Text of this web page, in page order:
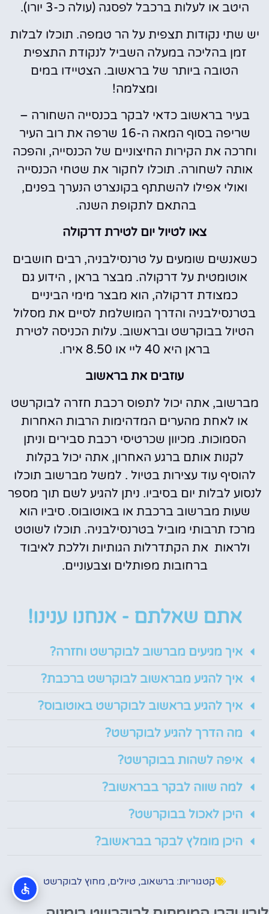
היטב או לעלות ברכבל לפסגה (עולה כ-3 יורו).
יש שתי נקודות תצפית על הר טמפה. תוכלו לבלות
זמן בהליכה במעלה השביל לנקודת התצפית
הטובה ביותר של בראשוב. הצטיידו במים
ומצלמה!
בעיר בראשוב כדאי לבקר בכנסייה השחורה –
שריפה בסוף המאה ה-16 שרפה את רוב העיר
וחרכה את הקירות החיצוניים של הכנסייה, והפכה
אותה לשחורה. תוכלו לחקור את שטחי הכנסייה
ואולי אפילו להשתתף בקונצרט הנערך בפנים,
בהתאם לתקופת השנה.
צאו לטיול יום לטירת דרקולה
כשאנשים שומעים על טרנסילבניה, רבים חושבים
אוטומטית על דרקולה. מבצר בראן , הידוע גם
כמצודת דרקולה, הוא מבצר מימי הביניים
בטרנסילבניה והדרך המושלמת לסיים את מסלול
הטיול בבוקרשט ובראשוב. עלות הכניסה לטירת
בראן היא 40 ליי או 8.50 אירו.
עוזבים את בראשוב
מברשוב, אתה יכול לתפוס רכבת חזרה לבוקרשט
או לאחת מהערים המדהימות הרבות האחרות
הסמוכות. מכיוון שכרטיסי רכבת סבירים וניתן
לקנות אותם ברגע האחרון, אתה יכול בקלות
להוסיף עוד עצירות בטיול . למשל מברשוב תוכלו
לנסוע לבלות יום בסיביו. ניתן להגיע לשם תוך מספר
שעות מברשוב ברכבת או באוטובוס. סיביו הוא
מרכז תרבותי מוביל בטרנסילבניה. תוכלו לשוטט
ולראות את הקתדרלות הגותיות וללכת לאיבוד
ברחובות מפותלים וצבעוניים.
אתם שאלתם - אנחנו ענינו!
איך מגיעים מברשוב לבוקרשט וחזרה?
איך להגיע מבראשוב לבוקרשט ברכבת?
איך להגיע בראשוב לבוקרשט באוטובוס?
מה הדרך להגיע לבוקרשט?
איפה לשהות בבוקרשט?
למה שווה לבקר בבראשוב?
היכן לאכול בבוקרשט?
היכן מומלץ לבקר בבראשוב?
קטגוריות: ברשאוב, טיולים, מחוץ לבוקרשט